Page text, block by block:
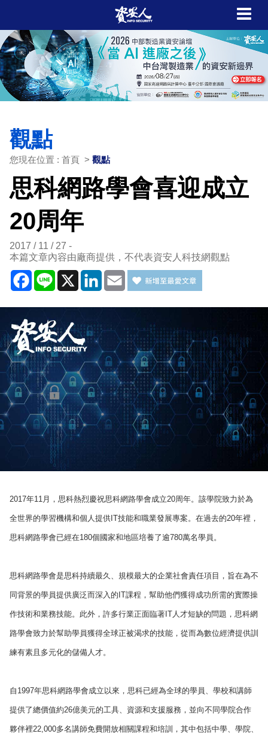
觀點
您現在位置 : 首頁 > 觀點
思科網路學會喜迎成立
20周年
2017 / 11 / 27
本篇文章內容由廠商提供，不代表資安人科技網觀點
Facebook
Line X LinkedIn
Email
2017年11月，思科熱烈慶祝思科網路學會成立20周年。該學院致力於為
全世界的學習機構和個人提供IT技能和職業發展專案。在過去的20年裡，
思科網路學會已經在180個國家和地區培養了逾780萬名學員。
思科網路學會是思科持續最久、規模最大的企業社會責任項目，旨在為不
同背景的學員提供廣泛而深入的IT課程，幫助他們獲得成功所需的實際操
作技術和業務技能。此外，許多行業正面臨著IT人才短缺的問題，思科網
路學會致力於幫助學員獲得全球正被渴求的技能，從而為數位經濟提供訓
練有素且多元化的儲備人才。
自1997年思科網路學會成立以來，思科已經為全球的學員、學校和講師
提供了總價值約26億美元的工具、資源和支援服務，並向不同學院合作
夥伴裡22,000多名講師免費開放相關課程和培訓，其中包括中學、學院、